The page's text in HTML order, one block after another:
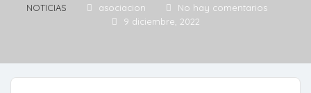
NOTICIAS asociacion
No hay comentarios
9 diciembre, 2022